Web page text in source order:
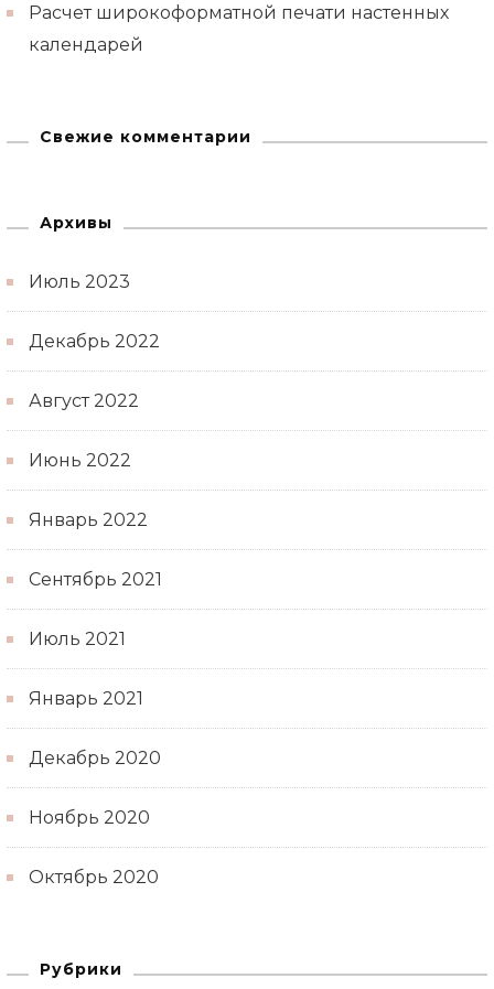
Расчет широкоформатной печати настенных
календарей
Свежие комментарии
Архивы
Июль 2023
Декабрь 2022
Август 2022
Июнь 2022
Январь 2022
Сентябрь 2021
Июль 2021
Январь 2021
Декабрь 2020
Ноябрь 2020
Октябрь 2020
Рубрики